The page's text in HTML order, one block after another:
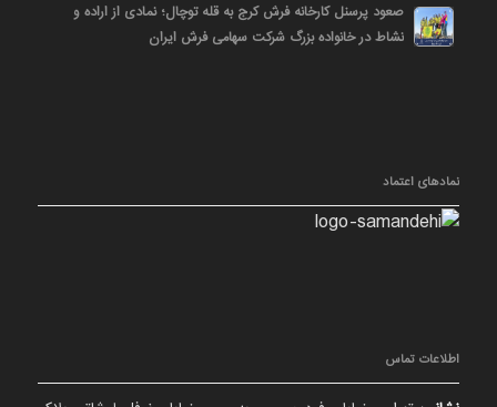
صعود پرسنل کارخانه فرش کرج به قله توچال؛ نمادی از اراده و
نشاط در خانواده بزرگ شرکت سهامی فرش ایران
نمادهای اعتماد
اطلاعات تماس